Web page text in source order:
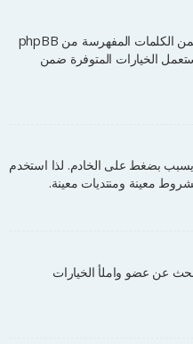
من الممكن أن يكون بحثك مبهما ولا يتضمن الكلمات المفهرسة من phpBB
الخيارات المتوفرة ضمن
يسبب بضغط على الخادم. لذا استخدم
معينة ومنتديات معينة.
عن عضو واملأ الخيارات